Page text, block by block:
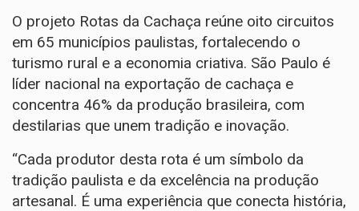
O projeto Rotas da Cachaça reúne oito circuitos
em 65 municípios paulistas, fortalecendo o
turismo rural e a economia criativa. São Paulo é
líder nacional na exportação de cachaça e
concentra 46% da produção brasileira, com
destilarias que unem tradição e inovação.
“Cada produtor desta rota é um símbolo da
tradição paulista e da excelência na produção
artesanal. É uma experiência que conecta história,